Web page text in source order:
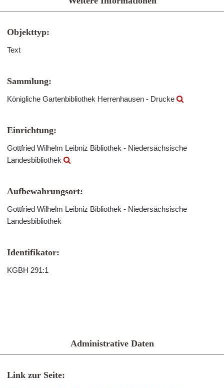
Objekttyp:
Text
Sammlung:
Königliche Gartenbibliothek Herrenhausen - Drucke
Einrichtung:
Gottfried Wilhelm Leibniz Bibliothek - Niedersächsische
Landesbibliothek
Aufbewahrungsort:
Gottfried Wilhelm Leibniz Bibliothek - Niedersächsische
Landesbibliothek
Identifikator:
KGBH 291:1
Administrative Daten
Link zur Seite: